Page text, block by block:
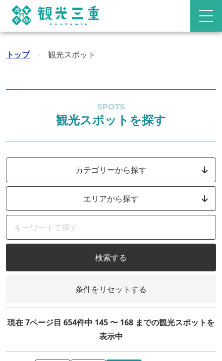
トップ › 観光スポット
SPOTS
観光スポットを探す
カテゴリーから探す
エリアから探す
検索する
条件をリセットする
現在 7ページ目 654件中 145 〜 168 までの観光スポットを
表示中